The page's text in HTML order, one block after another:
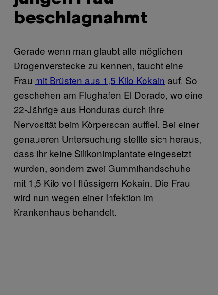
beschlagnahmt
Gerade wenn man glaubt alle möglichen
Drogenverstecke zu kennen, taucht eine
Frau mit Brüsten aus 1,5 Kilo Kokain auf. So
geschehen am Flughafen El Dorado, wo eine
22-Jährige aus Honduras durch ihre
Nervosität beim Körperscan auffiel. Bei einer
genaueren Untersuchung stellte sich heraus,
dass ihr keine Silikonimplantate eingesetzt
wurden, sondern zwei Gummihandschuhe
mit 1,5 Kilo voll flüssigem Kokain. Die Frau
wird nun wegen einer Infektion im
Krankenhaus behandelt.